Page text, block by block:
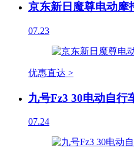
京东新日魔尊电动摩
07.23
优惠直达 >
九号Fz3 30电动自行
07.24